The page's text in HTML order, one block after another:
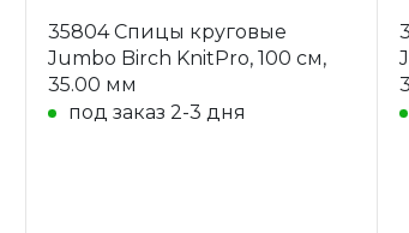
35804 Спицы круговые
Jumbo Birch KnitPro, 100 см,
35.00 мм
под заказ 2-3 дня